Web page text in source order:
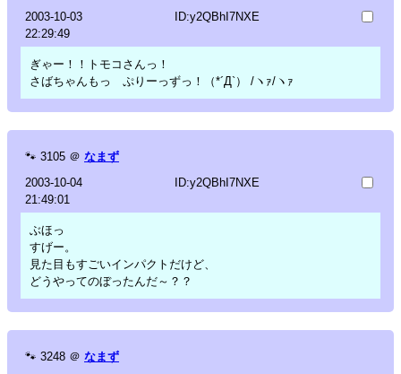
2003-10-03
22:29:49
ID:y2QBhI7NXE
ぎゃー！！トモコさんっ！
さばちゃんもっ ぷりーっずっ！（*´Д`） /ヽｧ/ヽｧ
🐾 3105 ＠ なまず
2003-10-04
21:49:01
ID:y2QBhI7NXE
ぶほっ
すげー。
見た目もすごいインパクトだけど、
どうやってのぼったんだ～？？
🐾 3248 ＠ なまず